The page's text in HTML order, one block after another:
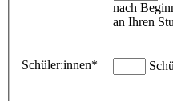
nach
an Ihren
Schüler:innen*